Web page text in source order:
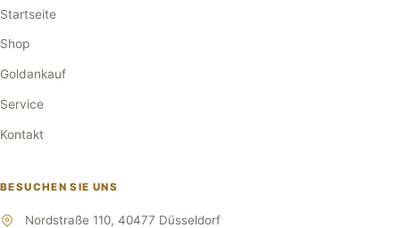
Startseite
Shop
Goldankauf
Service
Kontakt
BESUCHEN SIE UNS
Nordstraße 110, 40477 Düsseldorf